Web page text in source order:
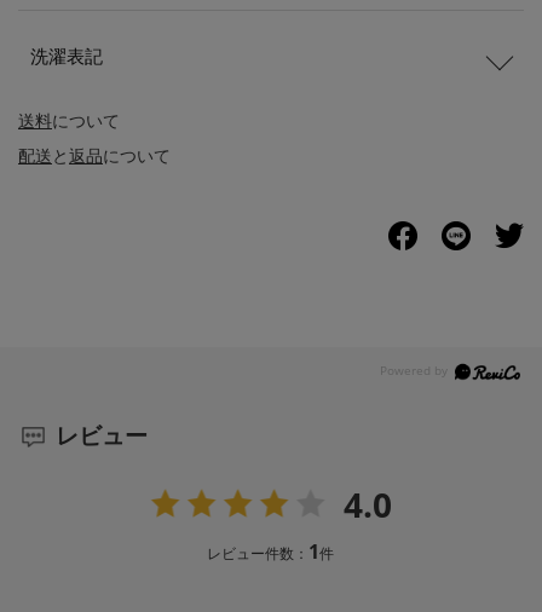
送料について
配送と返品について
洗濯表記
レビュー
4.0
レビュー件数： 1件